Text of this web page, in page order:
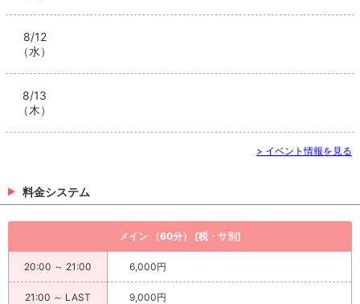
8/12
（水）
8/13
（木）
> イベント情報を見る
料金システム
メイン （60分） [税・サ別]
20:00 ～ 21:00 6,000円
21:00 ～ LAST 9,000円